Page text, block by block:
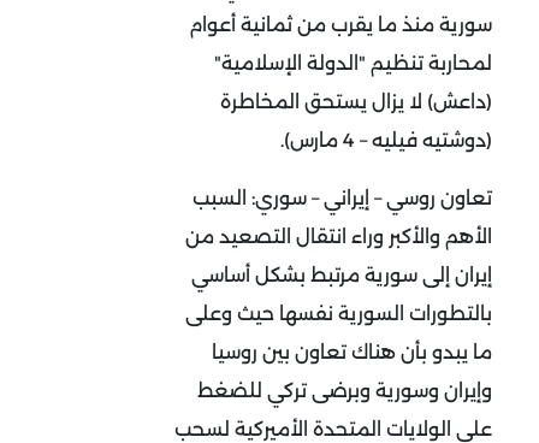
سورية منذ ما يقرب من ثمانية أعوام
لمحاربة تنظيم "الدولة الإسلامية"
(داعش) لا يزال يستحق المخاطرة
(دوشتيه فيليه – 4 مارس).
تعاون روسي – إيراني – سوري: السبب
الأهم والأكبر وراء انتقال التصعيد من
إيران إلى سورية مرتبط بشكل أساسي
بالتطورات السورية نفسها حيث وعلى
ما يبدو بأن هناك تعاون بين روسيا
وإيران وسورية وبرضى تركي للضغط
على الولايات المتحدة الأميركية لسحب